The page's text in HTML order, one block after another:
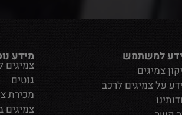
למשתמש
צמיגים
על צמיגים לרכב
מידע
צמיגים
גנטים
מכירת
צמיגים